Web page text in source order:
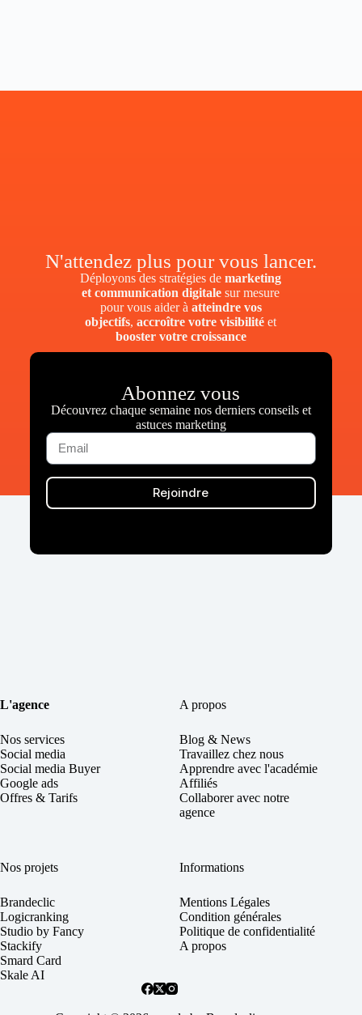
N'attendez plus pour vous lancer.
Déployons des stratégies demarketing
et communication digitale sur mesure
pour vous aider à atteindre vos
objectifs,accroître votre visibilité et
booster votre croissance
Abonnez vous
Découvrez chaque semaine nos derniers conseils et
astuces marketing
Rejoindre
L'agence
Nos services
Social media
Social media Buyer
Google ads
Offres & Tarifs
A propos
Blog & News
Travaillez chez nous
Apprendre avec l'académie
Affiliés
Collaborer avec notre
agence
Nos projets
Brandeclic
Logicranking
Studio by Fancy
Stackify
Smard Card
Skale AI
Informations
Mentions Légales
Condition générales
Politique de confidentialité
A propos